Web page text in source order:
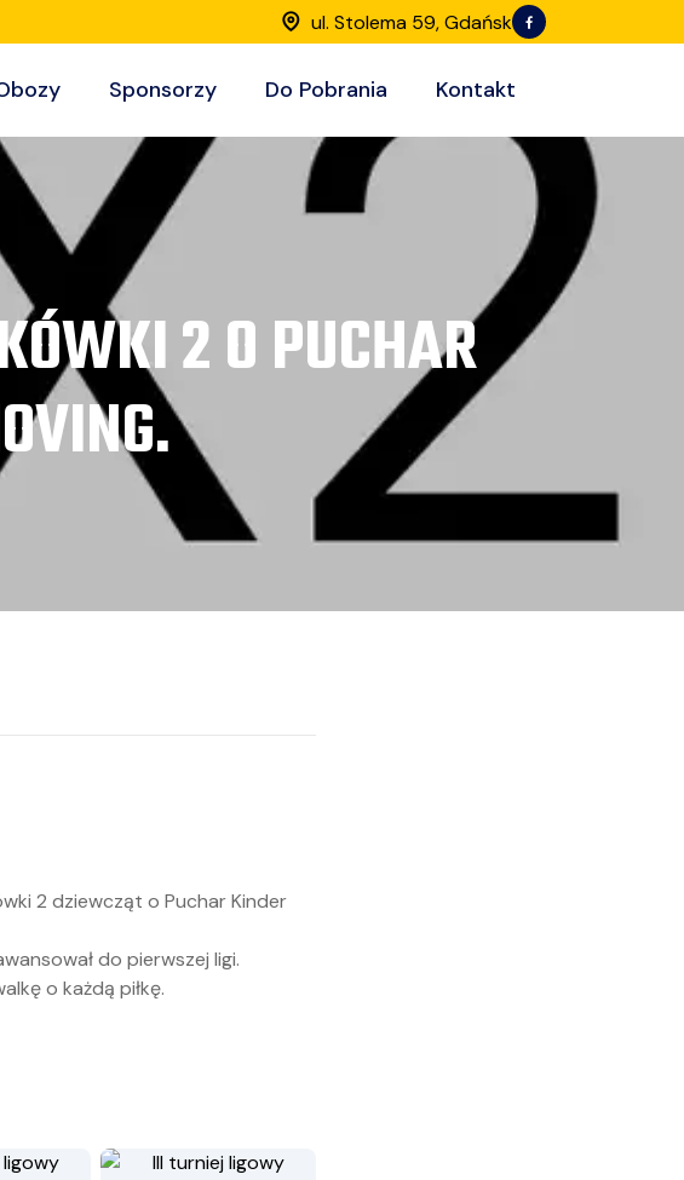
ul. Stolema 59, Gdańsk
Sponsorzy Do Pobrania Kontakt
2 O PUCHAR
2 dziewcząt o Puchar Kinder
do pierwszej ligi.
o każdą piłkę.